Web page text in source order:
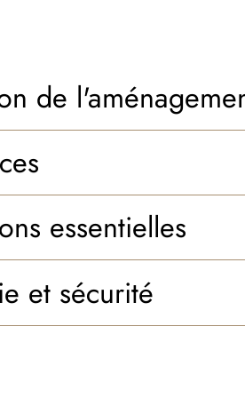
de
essentielles
et sécurité